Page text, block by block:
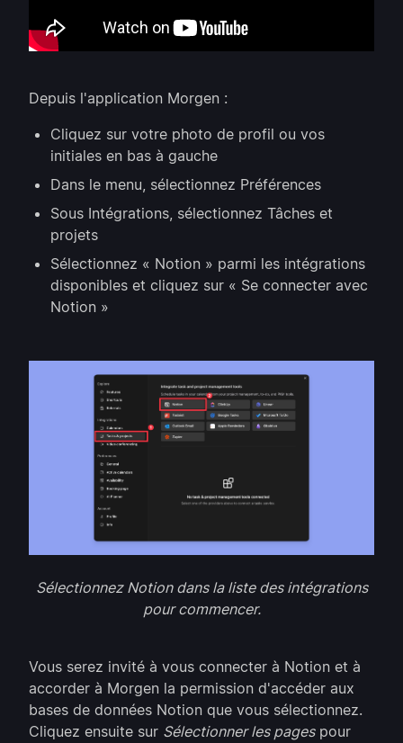
Depuis l'application Morgen :
Cliquez sur votre photo de profil ou vos
initiales en bas à gauche
Dans le menu, sélectionnez Préférences
Sous Intégrations, sélectionnez Tâches et
projets
Sélectionnez « Notion » parmi les intégrations
disponibles et cliquez sur « Se connecter avec
Notion »
Sélectionnez Notion dans la liste des intégrations
pour commencer.
Vous serez invité à vous connecter à Notion et à
accorder à Morgen la permission d'accéder aux
bases de données Notion que vous sélectionnez.
Cliquez ensuite sur Sélectionner les pagespour